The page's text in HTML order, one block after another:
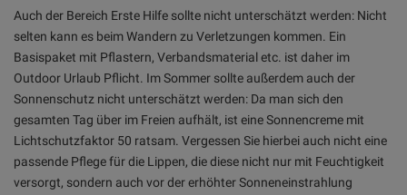
Auch der Bereich Erste Hilfe sollte nicht unterschätzt werden: Nicht
selten kann es beim Wandern zu Verletzungen kommen. Ein
Basispaket mit Pflastern, Verbandsmaterial etc. ist daher im
Outdoor Urlaub Pflicht. Im Sommer sollte außerdem auch der
Sonnenschutz nicht unterschätzt werden: Da man sich den
gesamten Tag über im Freien aufhält, ist eine Sonnencreme mit
Lichtschutzfaktor 50 ratsam. Vergessen Sie hierbei auch nicht eine
passende Pflege für die Lippen, die diese nicht nur mit Feuchtigkeit
versorgt, sondern auch vor der erhöhter Sonneneinstrahlung